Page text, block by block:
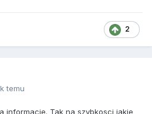
2
temu
informacje. Tak na szybkosci jakie